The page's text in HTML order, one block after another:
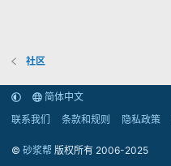
社区
简体中文
联系我们
条款和规则 隐私政策
© 砂浆帮 版权所有 2006-2025